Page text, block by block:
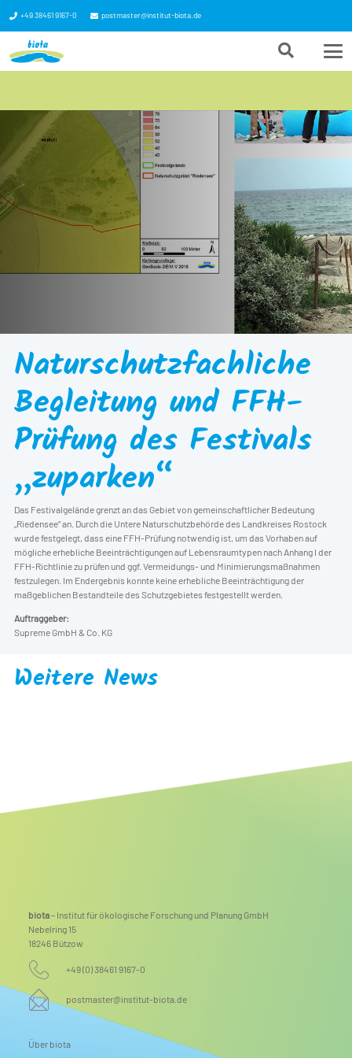
+49 38461 9167-0 postmaster@institut-biota.de
Naturschutzfachliche
Begleitung und FFH-
Prüfung des Festivals
„zuparken“
Das Festivalgelände grenzt an das Gebiet von gemeinschaftlicher Bedeutung
„Riedensee“ an. Durch die Untere Naturschutzbehörde des Landkreises Rostock
wurde festgelegt, dass eine FFH-Prüfung notwendig ist, um das Vorhaben auf
mögliche erhebliche Beeinträchtigungen auf Lebensraumtypen nach Anhang I der
FFH-Richtlinie zu prüfen und ggf. Vermeidungs- und Minimierungsmaßnahmen
festzulegen. Im Endergebnis konnte keine erhebliche Beeinträchtigung der
maßgeblichen Bestandteile des Schutzgebietes festgestellt werden.
Auftraggeber:
Supreme GmbH & Co. KG
Weitere News
biota– Institut für ökologische Forschung und Planung GmbH
Nebelring 15
18246 Bützow
+49 (0) 38461 9167-0
postmaster@institut-biota.de
Über biota